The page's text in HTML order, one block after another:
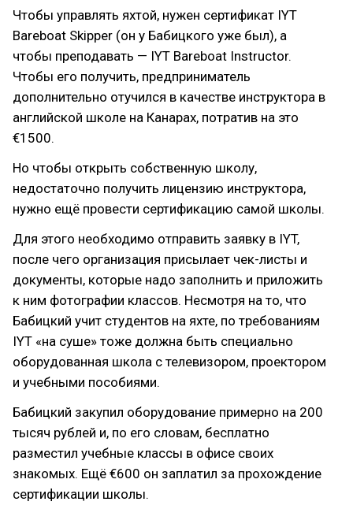
Чтобы управлять яхтой, нужен сертификат IYT
Bareboat Skipper (он у Бабицкого уже был), а
чтобы преподавать — IYT Bareboat Instructor.
Чтобы его получить, предприниматель
дополнительно отучился в качестве инструктора в
английской школе на Канарах, потратив на это
€1500.
Но чтобы открыть собственную школу,
недостаточно получить лицензию инструктора,
нужно ещё провести сертификацию самой школы.
Для этого необходимо отправить заявку в IYT,
после чего организация присылает чек-листы и
документы, которые надо заполнить и приложить
к ним фотографии классов. Несмотря на то, что
Бабицкий учит студентов на яхте, по требованиям
IYT «на суше» тоже должна быть специально
оборудованная школа с телевизором, проектором
и учебными пособиями.
Бабицкий закупил оборудование примерно на 200
тысяч рублей и, по его словам, бесплатно
разместил учебные классы в офисе своих
знакомых. Ещё €600 он заплатил за прохождение
сертификации школы.